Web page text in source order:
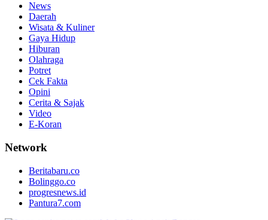
News
Daerah
Wisata & Kuliner
Gaya Hidup
Hiburan
Olahraga
Potret
Cek Fakta
Opini
Cerita & Sajak
Video
E-Koran
Network
Beritabaru.co
Bolinggo.co
progresnews.id
Pantura7.com